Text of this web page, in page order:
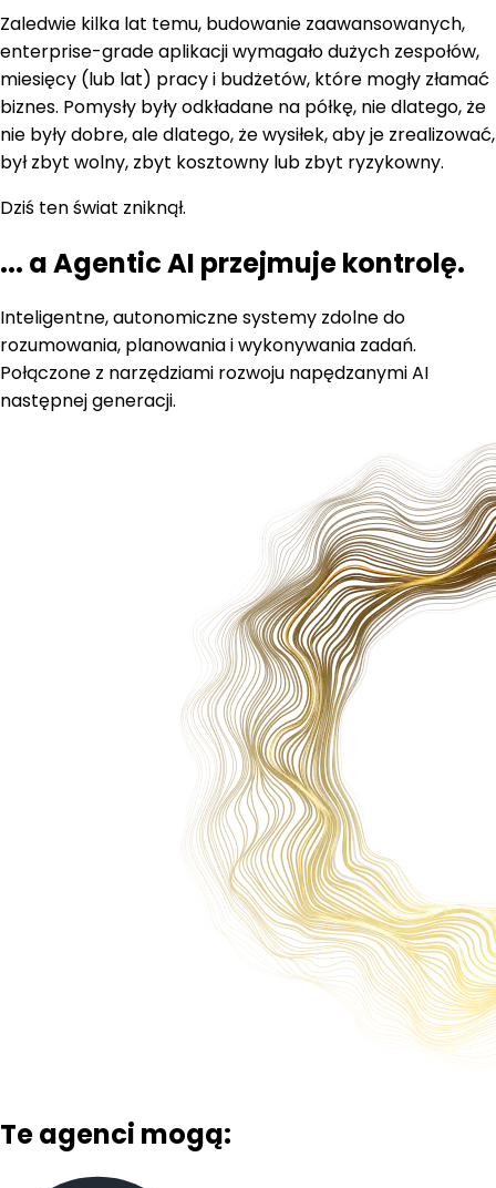
Zaledwie kilka lat temu, budowanie zaawansowanych,
enterprise-grade aplikacji wymagało dużych zespołów,
miesięcy (lub lat) pracy i budżetów, które mogły złamać
biznes. Pomysły były odkładane na półkę, nie dlatego, że
nie były dobre, ale dlatego, że wysiłek, aby je zrealizować,
był zbyt wolny, zbyt kosztowny lub zbyt ryzykowny.
Dziś ten świat zniknął.
... a Agentic AI przejmuje kontrolę.
Inteligentne, autonomiczne systemy zdolne do
rozumowania, planowania i wykonywania zadań.
Połączone z narzędziami rozwoju napędzanymi AI
następnej generacji.
Te agenci mogą: